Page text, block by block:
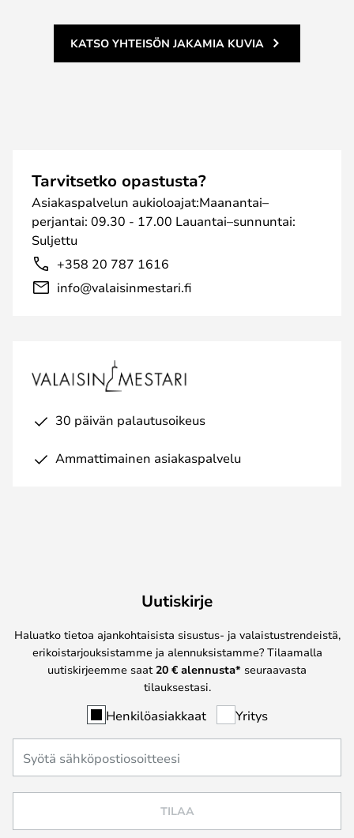
KATSO YHTEISÖN JAKAMIA KUVIA
Tarvitsetko opastusta?
Asiakaspalvelun aukioloajat:Maanantai–
perjantai: 09.30 - 17.00 Lauantai–sunnuntai:
Suljettu
+358 20 787 1616
info@valaisinmestari.fi
30 päivän palautusoikeus
Ammattimainen asiakaspalvelu
Uutiskirje
Haluatko tietoa ajankohtaisista sisustus- ja valaistustrendeistä,
erikoistarjouksistamme ja alennuksistamme? Tilaamalla
uutiskirjeemme saat 20 € alennusta* seuraavasta
tilauksestasi.
Henkilöasiakkaat Yritys
TILAA